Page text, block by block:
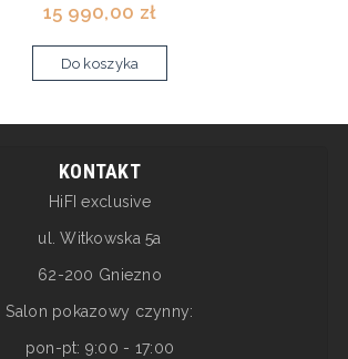
15 990,00 zł
Do koszyka
KONTAKT
HiFI exclusive
ul. Witkowska 5a
62-200 Gniezno
Salon pokazowy czynny:
pon-pt: 9:00 - 17:00